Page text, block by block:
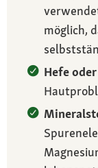
möglich,
Hefe